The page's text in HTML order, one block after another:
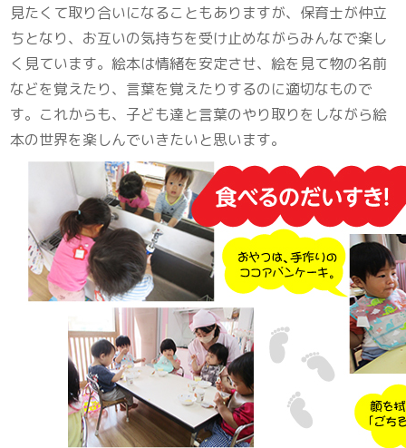
見たくて取り合いになることもありますが、保育士が仲立
ちとなり、お互いの気持ちを受け止めながらみんなで楽し
く見ています。絵本は情緒を安定させ、絵を見て物の名前
などを覚えたり、言葉を覚えたりするのに適切なもので
す。これからも、子ども達と言葉のやり取りをしながら絵
本の世界を楽しんでいきたいと思います。